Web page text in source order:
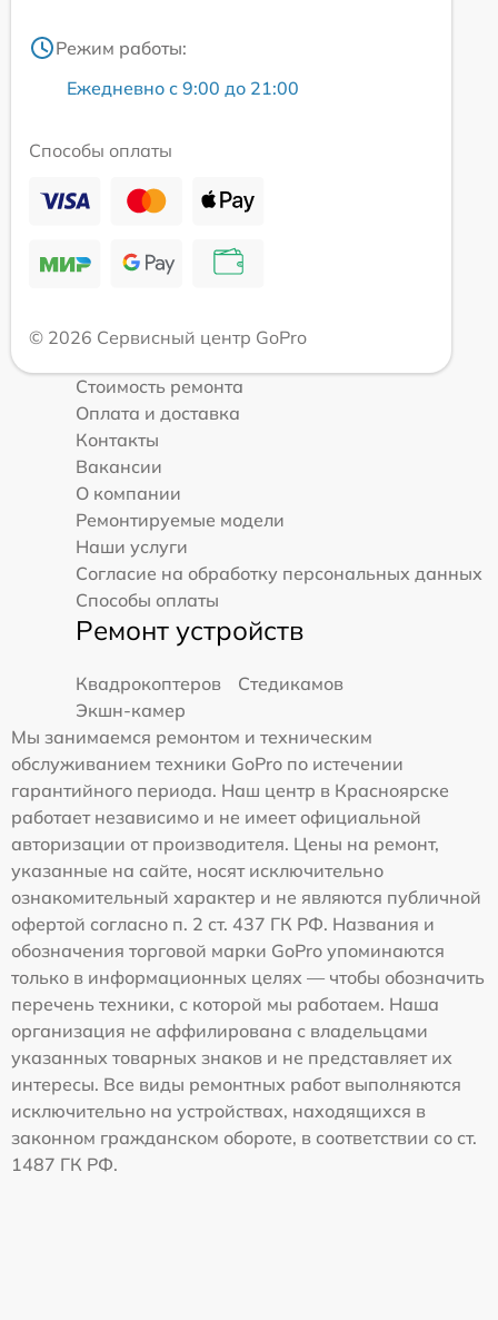
Режим работы:
Ежедневно с 9:00 до 21:00
Способы оплаты
© 2026 Сервисный центр GoPro
Стоимость ремонта
Оплата и доставка
Контакты
Вакансии
О компании
Ремонтируемые модели
Наши услуги
Согласие на обработку персональных данных
Способы оплаты
Ремонт устройств
Квадрокоптеров
Стедикамов
Экшн-камер
Мы занимаемся ремонтом и техническим
обслуживанием техники GoPro по истечении
гарантийного периода. Наш центр в Красноярске
работает независимо и не имеет официальной
авторизации от производителя. Цены на ремонт,
указанные на сайте, носят исключительно
ознакомительный характер и не являются публичной
офертой согласно п. 2 ст. 437 ГК РФ. Названия и
обозначения торговой марки GoPro упоминаются
только в информационных целях — чтобы обозначить
перечень техники, с которой мы работаем. Наша
организация не аффилирована с владельцами
указанных товарных знаков и не представляет их
интересы. Все виды ремонтных работ выполняются
исключительно на устройствах, находящихся в
законном гражданском обороте, в соответствии со ст.
1487 ГК РФ.